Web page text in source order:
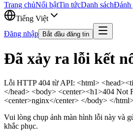
Trang chủNổi bậtTin tứcDanh sáchĐánh
Tiếng Việt
Đăng nhập
Bắt đầu đăng tin
Đã xảy ra lỗi kết
Lỗi HTTP 404 từ API: <html>
</head> <body> <center><h1>404 Not
<center>nginx</center> </body> </
Vui lòng chụp ảnh màn hình lỗi này và
khắc phục.